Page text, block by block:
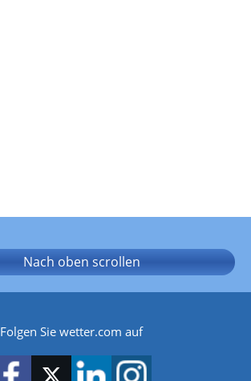
Nach oben scrollen
Folgen Sie wetter.com auf